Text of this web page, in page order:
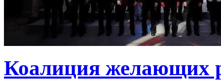
Коалиция желающих